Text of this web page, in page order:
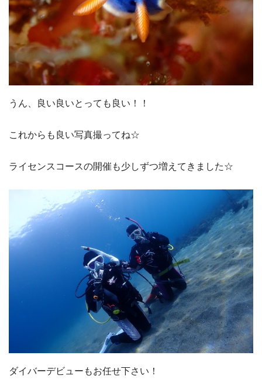
うん、良い良いとっても良い！！
これからも良い写真撮ってね☆
ライセンスコースの開催も少しずつ増えてきました☆
ダイバーデビューもお任せ下さい！